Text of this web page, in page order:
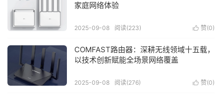
家庭网络体验
 赞(0)
2025-09-08 阅读(223)
COMFAST路由器：深耕无线领域十五载，
以技术创新赋能全场景网络覆盖
 赞(0)
2025-09-08 阅读(276)